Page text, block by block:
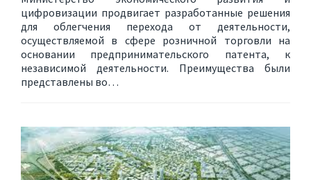
цифровизации продвигает разработанные решения
для облегчения перехода от деятельности,
осуществляемой в сфере розничной торговли на
основании предпринимательского патента, к
независимой деятельности. Преимущества были
представлены во…